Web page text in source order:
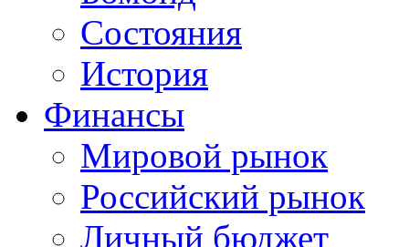
Состояния
История
Финансы
Мировой рынок
Российский рынок
Личный бюджет